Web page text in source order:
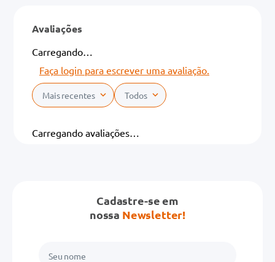
Avaliações
Carregando…
Faça login para escrever uma avaliação.
Mais recentes Todos
Carregando avaliações…
Cadastre-se em
nossa Newsletter!